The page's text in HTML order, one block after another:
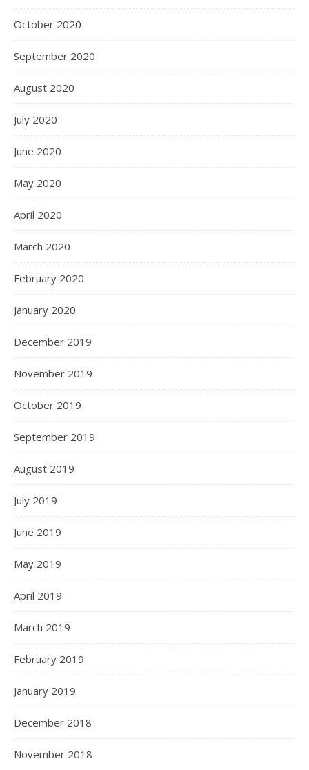
October 2020
September 2020
August 2020
July 2020
June 2020
May 2020
April 2020
March 2020
February 2020
January 2020
December 2019
November 2019
October 2019
September 2019
August 2019
July 2019
June 2019
May 2019
April 2019
March 2019
February 2019
January 2019
December 2018
November 2018